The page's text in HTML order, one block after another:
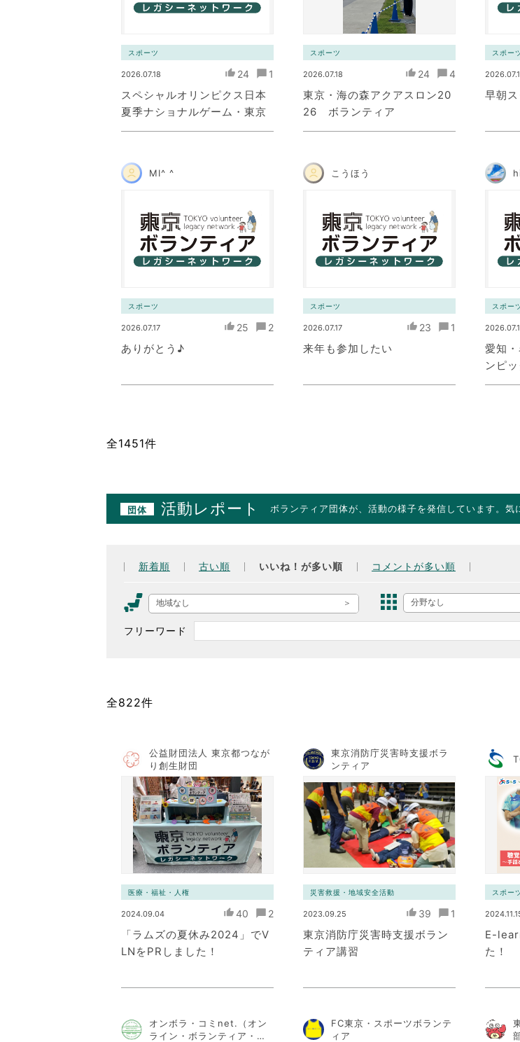
スポーツ
2026.07.18 24 1
スペシャルオリンピクス日本
夏季ナショナルゲーム・東京
スポーツ
2026.07.18 24 4
東京・海の森アクアスロン20
26 ボランティア
スポー
早朝
MI^ ^
スポーツ
2026.07.17 25 2
ありがとう♪
こうほう
スポーツ
2026.07.17 23 1
来年も参加したい
スポー
愛知
ンピ
全1451件
団体 活動レポート ボランティア団体が、活動の様子を発信しています。気
新着順 古い順 いいね！が多い順 コメントが多い順
地域なし 分野なし
フリーワード
全822件
公益財団法人 東京都つなが
り創生財団
医療・福祉・人権
2024.09.04 40 2
「ラムズの夏休み2024」でV
LNをPRしました！
東京消防庁災害時支援ボラ
ンティア
災害救援・地域安全活動
2023.09.25 39 1
東京消防庁災害時支援ボラン
ティア講習
スポー
E-
た！
オンボラ・コミnet.（オン
ライン・ボランティア・コ
FC東京・スポーツボランテ
ィア